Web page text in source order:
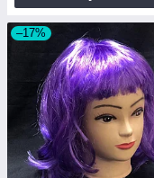
–17%